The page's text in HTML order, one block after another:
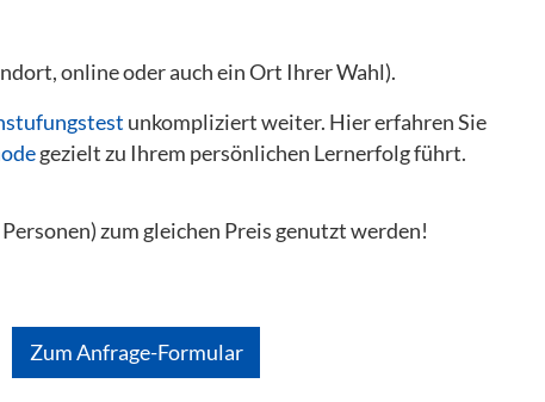
online oder auch ein Ort Ihrer Wahl).
unkompliziert weiter. Hier erfahren Sie
gezielt zu Ihrem persönlichen Lernerfolg führt.
zum gleichen Preis genutzt werden!
Zum Anfrage-Formular